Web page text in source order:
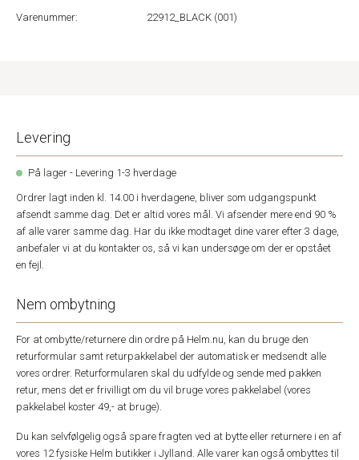
Varenummer:
22912_BLACK (001)
Levering
På lager - Levering 1-3 hverdage
Ordrer lagt inden kl. 14.00 i hverdagene, bliver som udgangspunkt
afsendt samme dag. Det er altid vores mål. Vi afsender mere end 90 %
af alle varer samme dag. Har du ikke modtaget dine varer efter 3 dage,
anbefaler vi at du kontakter os, så vi kan undersøge om der er opstået
en fejl.
Nem ombytning
For at ombytte/returnere din ordre på Helm.nu, kan du bruge den
returformular samt returpakkelabel der automatisk er medsendt alle
vores ordrer. Returformularen skal du udfylde og sende med pakken
retur, mens det er frivilligt om du vil bruge vores pakkelabel (vores
pakkelabel koster 49,- at bruge).
Du kan selvfølgelig også spare fragten ved at bytte eller returnere i en af
vores 12 fysiske Helm butikker i Jylland. Alle varer kan også ombyttes til